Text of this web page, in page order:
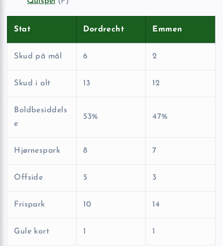
Stat Dordrecht Emmen
Skud på mål 6 2
Skud i alt 13 12
Boldbesiddels
e
53% 47%
Hjørnespark 8 7
Offside 5 3
Frispark 10 14
Gule kort 1 1